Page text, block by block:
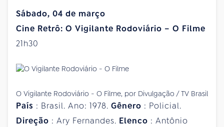
Sábado, 04 de março
Cine Retrô: O Vigilante Rodoviário – O Filme
21h30
O Vigilante Rodoviário - O Filme, por Divulgação / TV Brasil
País : Brasil. Ano: 1978. Gênero : Policial.
Direção : Ary Fernandes. Elenco : Antônio